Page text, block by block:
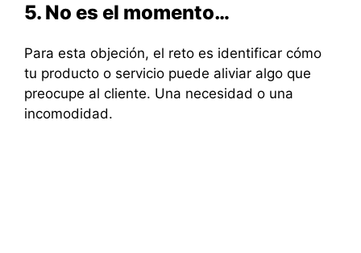
5. No es el momento…
Para esta objeción, el reto es identificar cómo
tu producto o servicio puede aliviar algo que
preocupe al cliente. Una necesidad o una
incomodidad.